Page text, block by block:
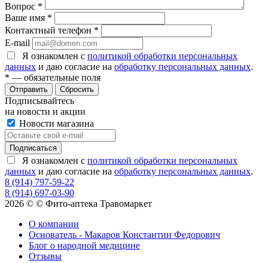
Вопрос *
Ваше имя *
Контактный телефон *
E-mail
Я ознакомлен с политикой обработки персональных
данных и даю согласие на обработку персональных данных.
* — обязательные поля
Сбросить
Подписывайтесь
на новости и акции
Новости магазина
Я ознакомлен с политикой обработки персональных
данных и даю согласие на обработку персональных данных.
8 (914) 797-59-22
8 (914) 697-03-90
2026 © © Фито-аптека Травомаркет
О компании
Основатель - Макаров Константин Федорович
Блог о народной медицине
Отзывы